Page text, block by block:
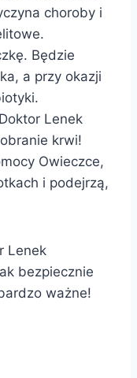
choroby i
Będzie
a przy okazji
Lenek
krwi!
Owieczce,
i podejrzą,
Lenek
bezpiecznie
ważne!